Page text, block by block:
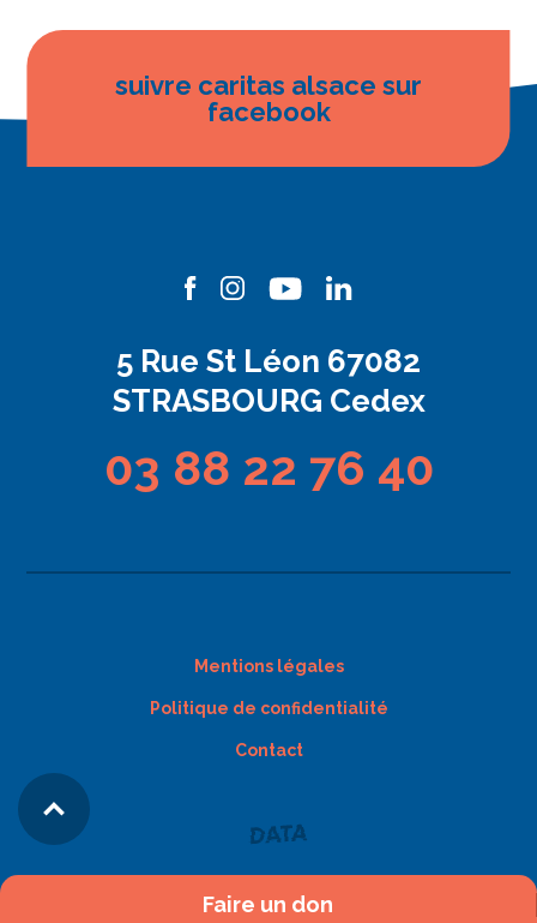
Faire un don
suivre caritas alsace sur
facebook
5 Rue St Léon 67082
STRASBOURG Cedex
03 88 22 76 40
Mentions légales
Politique de confidentialité
Contact